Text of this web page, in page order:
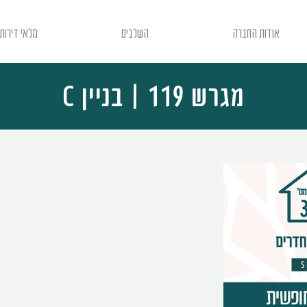
אודות החברה השלבים מלאי דירות
מגרש 119 | בניין C